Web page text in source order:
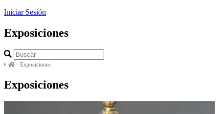
Iniciar Sesión
Exposiciones
/ Exposiciones
Exposiciones